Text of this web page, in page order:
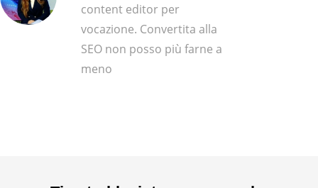
content editor per
vocazione. Convertita alla
SEO non posso più farne a
meno